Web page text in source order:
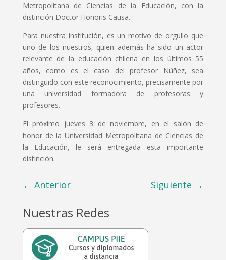
Metropolitana de Ciencias de la Educación, con la
distinción Doctor Honoris Causa.
Para nuestra institución, es un motivo de orgullo que
uno de los nuestros, quien además ha sido un actor
relevante de la educación chilena en los últimos 55
años, como es el caso del profesor Núñez, sea
distinguido con este reconocimiento, precisamente por
una universidad formadora de profesoras y
profesores.
El próximo jueves 3 de noviembre, en el salón de
honor de la Universidad Metropolitana de Ciencias de
la Educación, le será entregada esta importante
distinción.
← Anterior Siguiente →
Nuestras Redes